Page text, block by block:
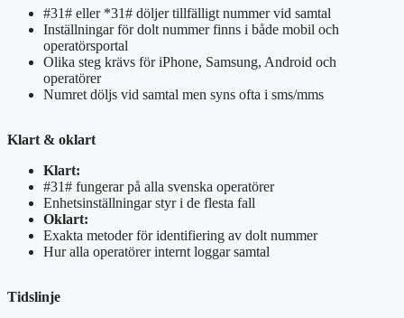
#31# eller *31# döljer tillfälligt nummer vid samtal
Inställningar för dolt nummer finns i både mobil och
operatörsportal
Olika steg krävs för iPhone, Samsung, Android och
operatörer
Numret döljs vid samtal men syns ofta i sms/mms
Klart & oklart
Klart:
#31# fungerar på alla svenska operatörer
Enhetsinställningar styr i de flesta fall
Oklart:
Exakta metoder för identifiering av dolt nummer
Hur alla operatörer internt loggar samtal
Tidslinje